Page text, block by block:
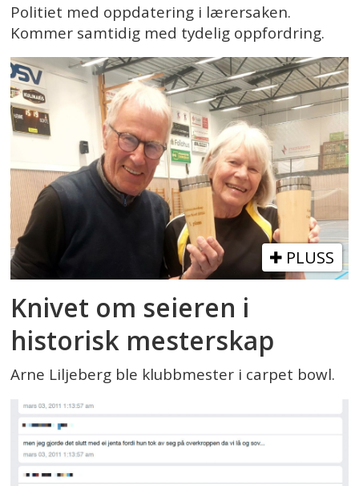
Politiet med oppdatering i lærersaken.
Kommer samtidig med tydelig oppfordring.
PLUSS
Knivet om seieren i
historisk mesterskap
Arne Liljeberg ble klubbmester i carpet bowl.